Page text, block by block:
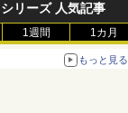
リーズ 人気記事
1週間 1カ月
もっと見る